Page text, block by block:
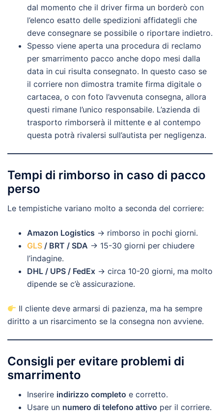
dal momento che il driver firma un borderò con
l’elenco esatto delle spedizioni affidategli che
deve consegnare se possibile o riportare indietro.
Spesso viene aperta una procedura di reclamo
per smarrimento pacco anche dopo mesi dalla
data in cui risulta consegnato. In questo caso se
il corriere non dimostra tramite firma digitale o
cartacea, o con foto l’avvenuta consegna, allora
questi rimane l’unico responsabile. L’azienda di
trasporto rimborserà il mittente e al contempo
questa potrà rivalersi sull’autista per negligenza.
Tempi di rimborso in caso di pacco
perso
Le tempistiche variano molto a seconda del corriere:
Amazon Logistics → rimborso in pochi giorni.
GLS / BRT / SDA → 15-30 giorni per chiudere
l’indagine.
DHL / UPS / FedEx → circa 10-20 giorni, ma molto
dipende se c’è assicurazione.
Il cliente deve armarsi di pazienza, ma ha sempre
diritto a un risarcimento se la consegna non avviene.
Consigli per evitare problemi di
smarrimento
Inserire indirizzo completo e corretto.
Usare un numero di telefono attivo per il corriere.